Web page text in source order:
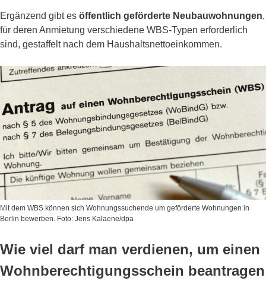
Ergänzend gibt es öffentlich geförderte Neubauwohnungen,
für deren Anmietung verschiedene WBS-Typen erforderlich
sind, gestaffelt nach dem Haushaltsnettoeinkommen.
Mit dem WBS können sich Wohnungssuchende um geförderte Wohnungen in
Berlin bewerben. Foto: Jens Kalaene/dpa
Wie viel darf man verdienen, um einen
Wohnberechtigungsschein beantragen